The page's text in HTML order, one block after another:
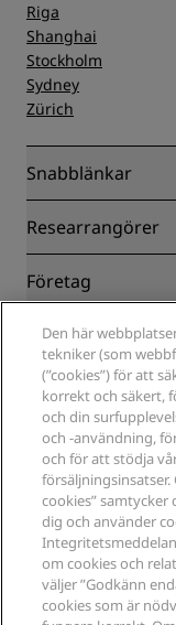
Riga
Shanghai
Stockholm
Sydney
Zürich
Snabblänkar
Radisson Rewards
Blog
Destinationer
Radisson Hotels APP
Hotell godkända
Familjevänliga
Hälsa och säkerhet
Researrangörer
Samarbetspartners
Resebyråer
Företag
Radisson Hotel
Media
Jobberbjudanden
Jobberbjudanden
Lediga jobb EHL
The Club by RHG
Ansvarsfullt
Anskaffning
Juridiskt
Integritetscenter
Juridiskt
Radisson Rewards
Digital
Uttalande om
Hjälp
Meddelanden till
Kontakt
Frågor och svar
Sidkarta
Sociala medier
Radisson Hotels
Den här
tekniker (som
(”cookies”) för att
korrekt och säkert,
och din
och -användning,
och för att stödja
försäljningsinsatser.
cookies”
dig och använder
om cookies och
väljer ”Godkänn
cookies som är